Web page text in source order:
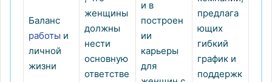
Баланс
работы и
личной
жизни
женщины
должны
нести
основную
ответстве
и в
построен
ии
карьеры
для
предлага
ющих
гибкий
график и
поддержк